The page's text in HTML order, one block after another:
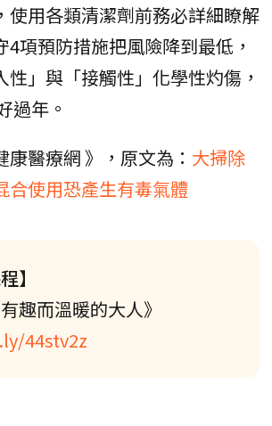
使用各類清潔劑前務必詳細瞭解
4項預防措施把風險降到最低，
性」與「接觸性」化學性灼傷，
過年。
醫療網 》，原文為： 大掃除
使用恐產生有毒氣體
】
趣而溫暖的大人》
44stv2z